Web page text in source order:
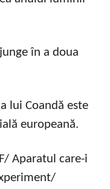
în a doua
lui Coandă este
europeană.
Aparatul care-i